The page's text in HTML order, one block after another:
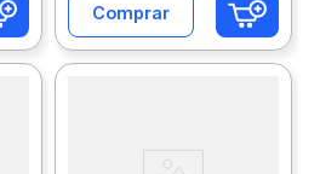
Comprar